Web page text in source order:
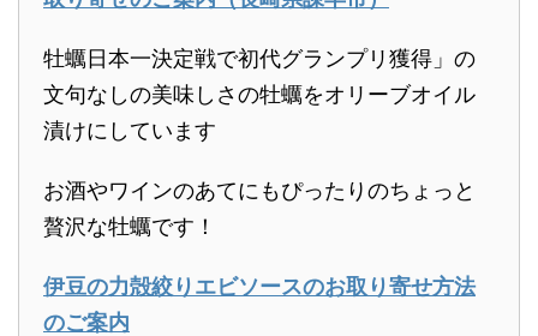
牡蠣日本一決定戦で初代グランプリ獲得」の
文句なしの美味しさの牡蠣をオリーブオイル
漬けにしています
お酒やワインのあてにもぴったりのちょっと
贅沢な牡蠣です！
伊豆の力殻絞りエビソースのお取り寄せ方法
のご案内